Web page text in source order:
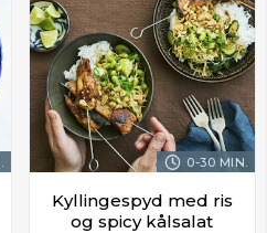
0-30 MIN.
Kyllingespyd med ris
og spicy kålsalat